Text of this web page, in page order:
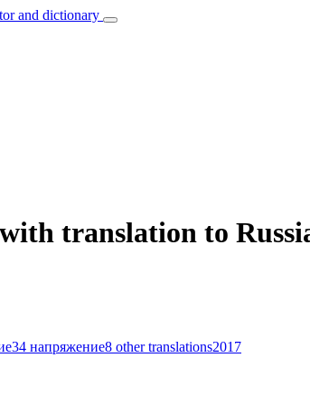
and dictionary
translation to
34 напряжение8 other translations2017